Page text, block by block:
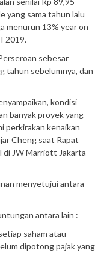
yang sama tahun lalu
menurun 13% year on
2019.
sebesar
tahun sebelumnya, dan
kondisi
banyak proyek yang
perkirakan kenaikan
Cheng saat Rapat
di JW Marriott Jakarta
menyetujui antara
antara lain :
saham atau
dipotong pajak yang